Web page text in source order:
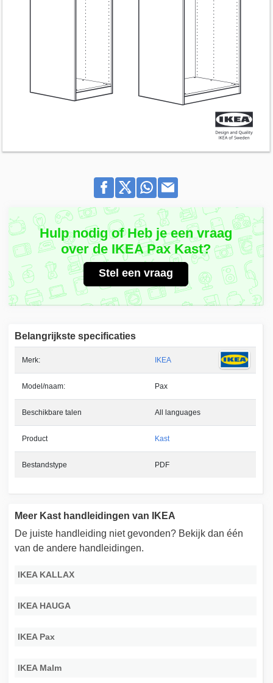
Hulp nodig of Heb je een vraag
over de IKEA Pax Kast?
Stel een vraag
Belangrijkste specificaties
Merk: IKEA
Model/naam: Pax
Beschikbare talen All languages
Product Kast
Bestandstype PDF
Meer Kast handleidingen van IKEA
De juiste handleiding niet gevonden? Bekijk dan één
van de andere handleidingen.
IKEA KALLAX
IKEA HAUGA
IKEA Pax
IKEA Malm